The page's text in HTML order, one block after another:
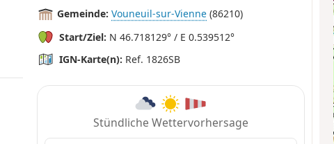
Gemeinde: Vouneuil-sur-Vienne (86210)
Start/Ziel: N 46.718129° / E 0.539512°
IGN-Karte(n): Ref. 1826SB
Stündliche Wettervorhersage